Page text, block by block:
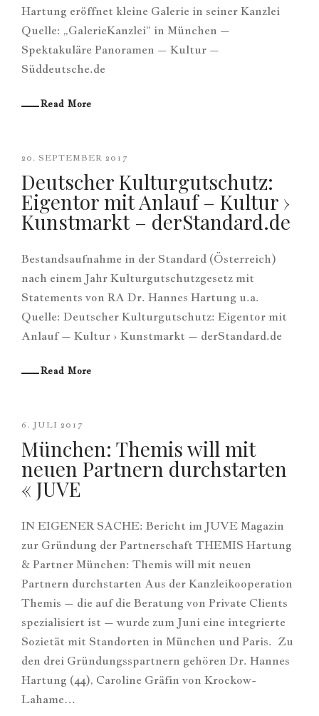
Hartung eröffnet kleine Galerie in seiner Kanzlei
Quelle: „GalerieKanzlei“ in München –
Spektakuläre Panoramen – Kultur –
Süddeutsche.de
Read More
20. SEPTEMBER 2017
Deutscher Kulturgutschutz:
Eigentor mit Anlauf – Kultur ›
Kunstmarkt – derStandard.de
Bestandsaufnahme in der Standard (Österreich)
nach einem Jahr Kulturgutschutzgesetz mit
Statements von RA Dr. Hannes Hartung u.a.
Quelle: Deutscher Kulturgutschutz: Eigentor mit
Anlauf – Kultur › Kunstmarkt – derStandard.de
Read More
6. JULI 2017
München: Themis will mit
neuen Partnern durchstarten
« JUVE
IN EIGENER SACHE: Bericht im JUVE Magazin
zur Gründung der Partnerschaft THEMIS Hartung
& Partner München: Themis will mit neuen
Partnern durchstarten Aus der Kanzleikooperation
Themis – die auf die Beratung von Private Clients
spezialisiert ist – wurde zum Juni eine integrierte
Sozietät mit Standorten in München und Paris. Zu
den drei Gründungsspartnern gehören Dr. Hannes
Hartung (44), Caroline Gräfin von Krockow-
Lahame…